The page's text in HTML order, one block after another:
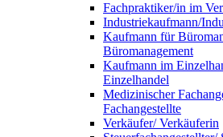
Fachpraktiker/in im
Industriekaufmann/
Kaufmann für
Büromanagement
Kaufmann im
Einzelhandel
Medizinischer
Fachangestellte
Verkäufer/ Verkäuferin